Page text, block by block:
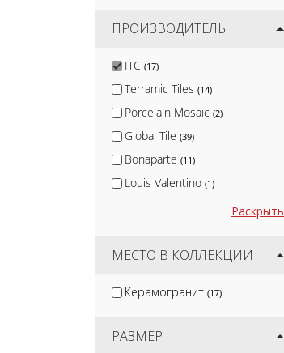
ПРОИЗВОДИТЕЛЬ
ITC (17)
Terramic Tiles (14)
Porcelain Mosaic (2)
Global Tile (39)
Bonaparte (11)
Louis Valentino (1)
DeShun Ceramics(1)
NS Ceramic
Раскрыть
МЕСТО В КОЛЛЕКЦИИ
Керамогранит (17)
РАЗМЕР